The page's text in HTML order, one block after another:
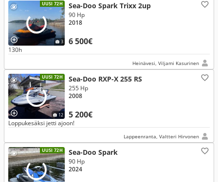
UUSI 72H
3
Sea-Doo Spark Trixx 2up
6 500€
90 Hp
2018
130h
Heinävesi, Viljami Kasurinen
UUSI 72H
12
Sea-Doo RXP-X 255 RS
5 200€
255 Hp
2008
Loppukesäksi jetti ajoon!
Lappeenranta, Valtteri Hirvonen
UUSI 72H Sea-Doo Spark
90 Hp
2024